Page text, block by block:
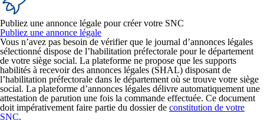
Publiez une annonce légale pour créer votre SNC
Publiez une annonce légale
Vous n’avez pas besoin de vérifier que le journal d’annonces légales
sélectionné dispose de l’habilitation préfectorale pour le département
de votre siège social. La plateforme ne propose que les supports
habilités à recevoir des annonces légales (SHAL) disposant de
l’habilitation préfectorale dans le département où se trouve votre siège
social. La plateforme d’annonces légales délivre automatiquement une
attestation de parution une fois la commande effectuée. Ce document
doit impérativement faire partie du dossier de constitution de votre
SNC.